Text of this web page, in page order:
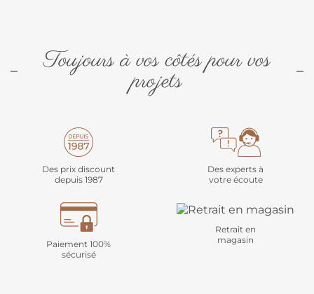
Toujours à vos côtés pour vos
projets
Des prix discount
depuis 1987
Des experts à
votre écoute
Paiement 100%
sécurisé
Retrait en
magasin